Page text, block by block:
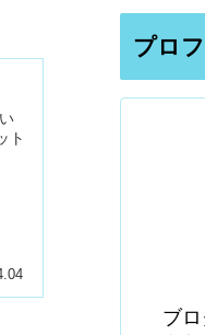
ト
プロ
ブ